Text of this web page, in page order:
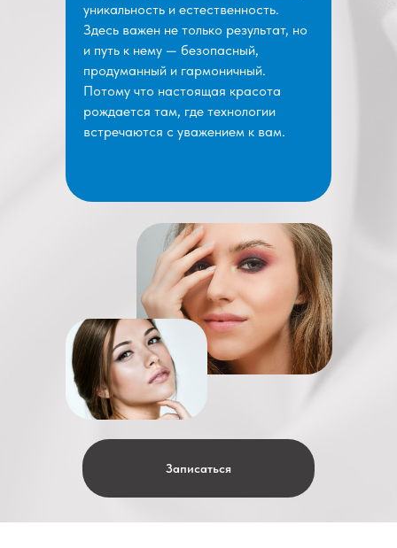
уникальность и естественность.
Здесь важен не только результат, но
и путь к нему — безопасный,
продуманный и гармоничный.
Потому что настоящая красота
рождается там, где технологии
встречаются с уважением к вам.
Записаться